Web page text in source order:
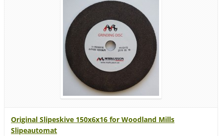
Original Slipeskive 150x6x16 for Woodland Mills
Slipeautomat